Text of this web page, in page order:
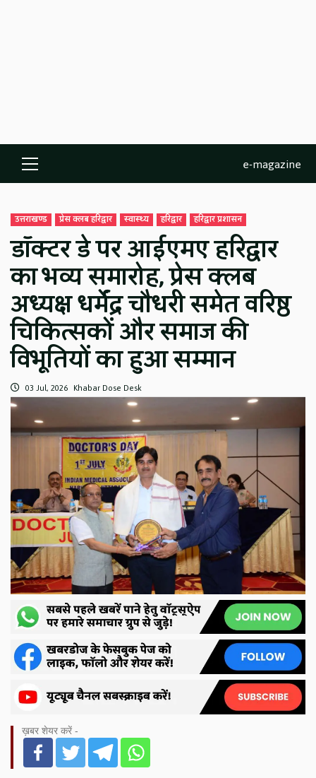
Primary
Menu
e-magazine
उत्तराखण्ड प्रेस क्लब हरिद्वार स्वास्थ्य हरिद्वार हरिद्वार प्रशासन
डॉक्टर डे पर आईएमए हरिद्वार
का भव्य समारोह, प्रेस क्लब
अध्यक्ष धर्मेंद्र चौधरी समेत वरिष्ठ
चिकित्सकों और समाज की
विभूतियों का हुआ सम्मान
03 Jul, 2026 Khabar Dose Desk
ख़बर शेयर करें -